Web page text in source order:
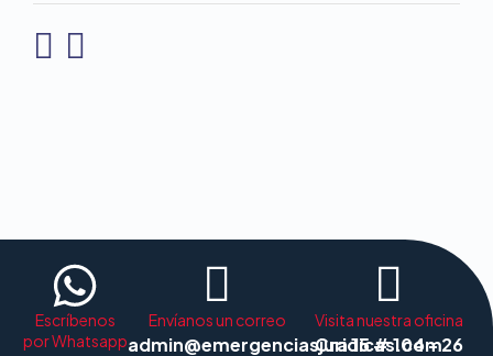
Escríbenos
por Whatsapp
Envíanos un correo
admin@emergenciasjuridicas.com
Visita nuestra oficina
Cra 15 # 104 - 26